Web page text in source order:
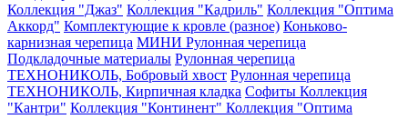
Коллекция "Джаз" Коллекция "Кадриль" Коллекция "Оптима
Аккорд" Комплектующие к кровле (разное) Коньково-
карнизная черепица МИНИ Рулонная черепица
Подкладочные материалы Рулонная черепица
ТЕХНОНИКОЛЬ, Бобровый хвост Рулонная черепица
ТЕХНОНИКОЛЬ, Кирпичная кладка Софиты Коллекция
"Кантри" Коллекция "Континент" Коллекция "Оптима